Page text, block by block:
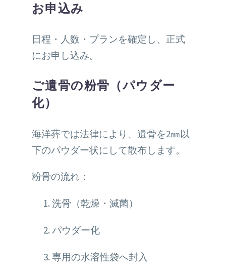
お申込み
日程・人数・プランを確定し、正式
にお申し込み。
ご遺骨の粉骨（パウダー
化）
海洋葬では法律により、遺骨を2㎜以
下のパウダー状にして散布します。
粉骨の流れ：
洗骨（乾燥・滅菌）
パウダー化
専用の水溶性袋へ封入